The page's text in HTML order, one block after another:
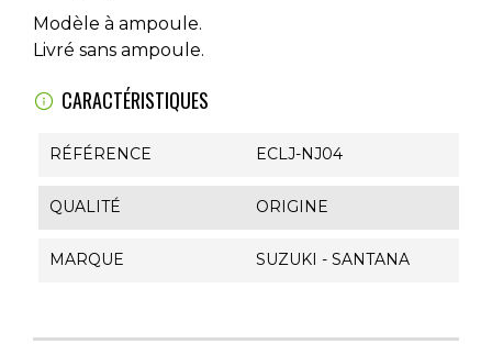
Modèle à ampoule.
Livré sans ampoule.
CARACTÉRISTIQUES
RÉFÉRENCE ECLJ-NJ04
QUALITÉ ORIGINE
MARQUE SUZUKI - SANTANA